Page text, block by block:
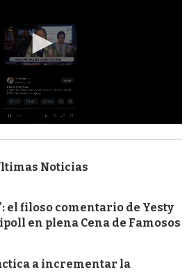
Noticias
el filoso comentario de Yesty
en plena Cena de Famosos
a incrementar la